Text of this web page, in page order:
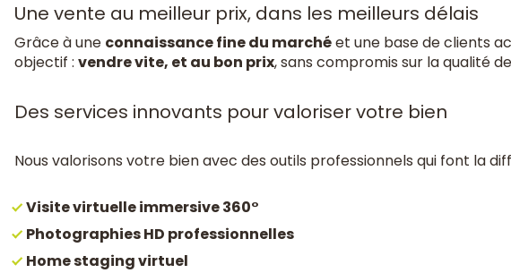
Une vente au meilleur prix, dans les meilleurs délais
Grâce à une connaissance fine du marchéet une base de clients
objectif : vendre vite, et au bon prix, sans compromis sur la qualité
Des services innovants pour valoriser votre bien
Nous valorisons votre bien avec des outils professionnels qui font la
Visite virtuelle immersive 360°
Photographies HD professionnelles
Home staging virtuel